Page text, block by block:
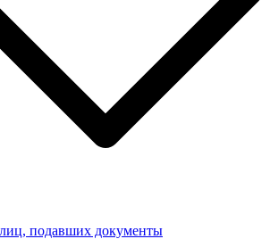
подавших документы